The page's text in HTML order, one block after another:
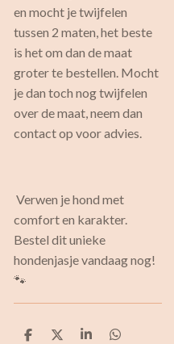
en mocht je twijfelen
tussen 2 maten, het beste
is het om dan de maat
groter te bestellen. Mocht
je dan toch nog twijfelen
over de maat, neem dan
contact op voor advies.
Verwen je hond met
comfort en karakter.
Bestel dit unieke
hondenjasje vandaag nog!
🐾
D
D
S
D